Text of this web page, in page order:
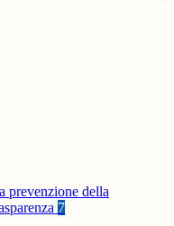
prevenzione della
7